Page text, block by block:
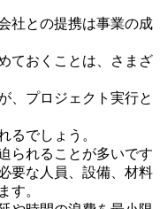
社との提携は事業の成
ておくことは、さまざ
、プロジェクト実行と
るでしょう。
られることが多いです
要な人員、設備、材料
す。